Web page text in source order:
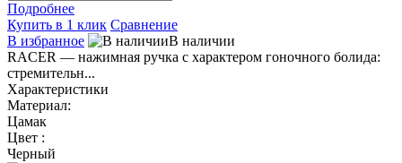
Подробнее
Купить в 1 клик Сравнение
В избранное
В наличии
RACER — нажимная ручка с характером гоночного болида:
стремительн...
Характеристики
Материал:
Цамак
Цвет :
Черный